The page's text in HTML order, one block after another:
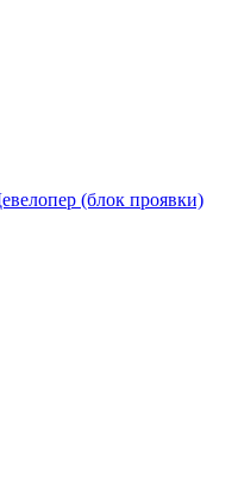
(блок проявки)